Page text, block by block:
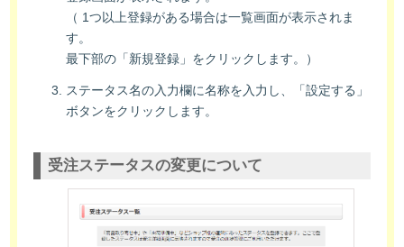
（ 1つ以上登録がある場合は一覧画面が表示されま
す。
最下部の「新規登録」をクリックします。）
ステータス名の入力欄に名称を入力し、「設定する」
ボタンをクリックします。
受注ステータスの変更について